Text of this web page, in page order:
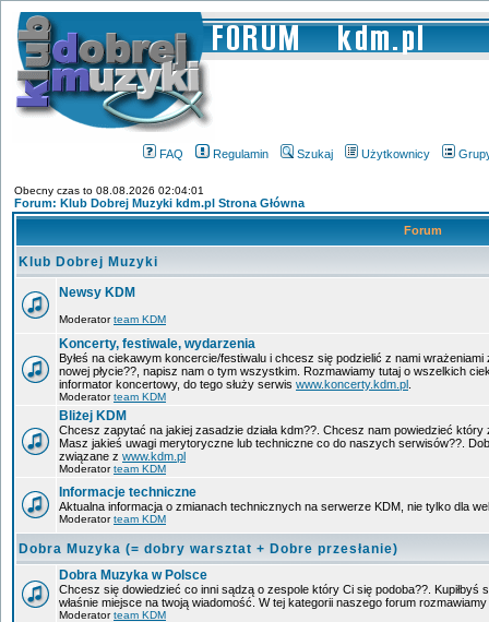
FAQ Regulamin Szukaj Użytkownicy
Obecny czas to 08.08.2026 02:04:01
Forum: Klub Dobrej Muzyki kdm.pl Strona Główna
Forum
Klub Dobrej Muzyki
Newsy KDM
Moderatorteam KDM
Koncerty, festiwale, wydarzenia
Byłeś na ciekawym koncercie/festiwalu i chcesz się podzielić z nami
nowej płycie??, napisz nam o tym wszystkim. Rozmawiamy tutaj o wszelkich
informator koncertowy, do tego służy serwis www.koncerty.kdm.pl
Moderatorteam KDM
Bliżej KDM
Chcesz zapytać na jakiej zasadzie działa kdm??. Chcesz nam powiedzieć
Masz jakieś uwagi merytoryczne lub techniczne co do naszych serwisów??.
związane z www.kdm.pl
Moderatorteam KDM
Informacje techniczne
Aktualna informacja o zmianach technicznych na serwerze KDM, nie tylko dla
Moderatorteam KDM
Dobra Muzyka (= dobry warsztat + Dobre przesłanie)
Dobra Muzyka w Polsce
Chcesz się dowiedzieć co inni sądzą o zespole który Ci się podoba??. Kupiłbyś
właśnie miejsce na twoją wiadomość. W tej kategorii naszego forum
Moderatorteam KDM